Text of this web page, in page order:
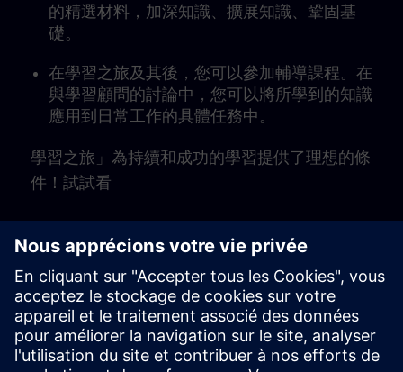
的精選材料，加深知識、擴展知識、鞏固基
礎。
在學習之旅及其後，您可以參加輔導課程。在
與學習顧問的討論中，您可以將所學到的知識
應用到日常工作的具體任務中。
學習之旅」為持續和成功的學習提供了理想的條
件！試試看
Play